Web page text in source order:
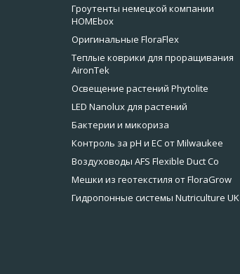
Гроутенты немецкой компании
HOMEbox
Оригинальные FloraFlex
Теплые коврики для проращивания
AironTek
Освещение растений Phytolite
LED Nanolux для растений
Бактерии и микориза
Контроль за pH и EC от Milwaukee
Воздуховоды AFS Flexible Duct Co
Мешки из геотекстиля от FloraGrow
Гидропонные системы Nutriculture UK